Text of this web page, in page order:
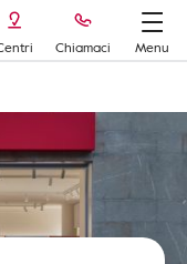
Chiamaci
Menu